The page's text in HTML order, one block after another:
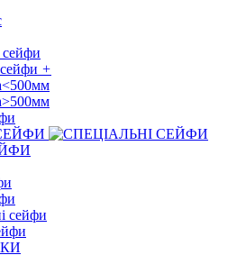
сейфи
сейфи +
сейфи